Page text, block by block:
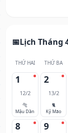
Lịch Tháng
THỨ HAI THỨ BA
1
12/2
🐅
Mậu Dần
2
13/2
🐈
Kỷ Mão
8 9